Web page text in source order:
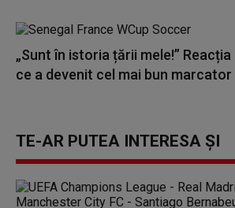
„Sunt în istoria țării mele!”
ce a devenit cel mai bun marcator
TE-AR PUTEA INTERESA ȘI